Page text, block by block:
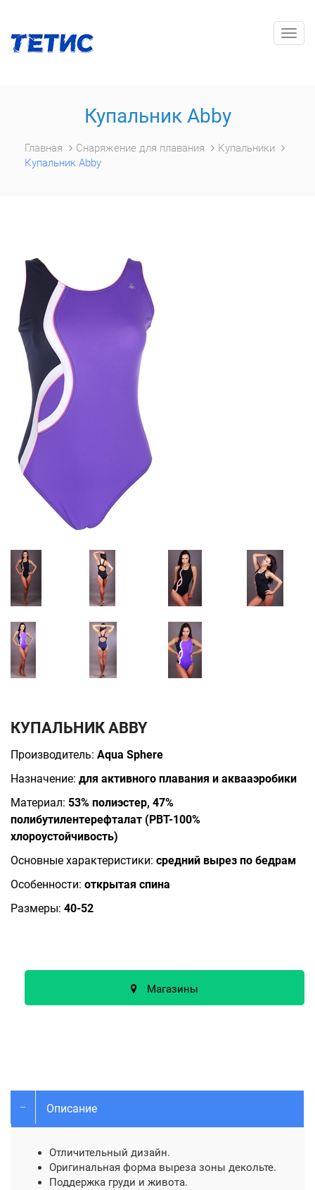
Купальник Abby
Главная Снаряжение для плавания
Купальники
Купальник Abby
КУПАЛЬНИК ABBY
Производитель: Aqua Sphere
Назначение: для активного плавания и аквааэробики
Материал: 53% полиэстер, 47%
полибутилентерефталат (PBT-100%
хлороустойчивость)
Основные характеристики: средний вырез по бедрам
Особенности: открытая спина
Размеры: 40-52
Магазины
Описание
Отличительный дизайн.
Оригинальная форма выреза зоны декольте.
Поддержка груди и живота.